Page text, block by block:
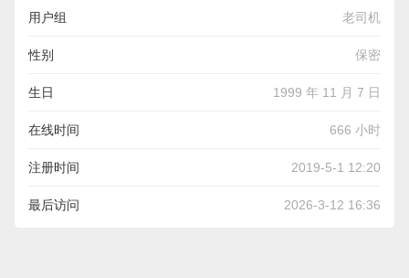
用户组 老司机
性别 保密
生日 1999 年 11 月 7 日
在线时间 666 小时
注册时间 2019-5-1 12:20
最后访问 2026-3-12 16:36